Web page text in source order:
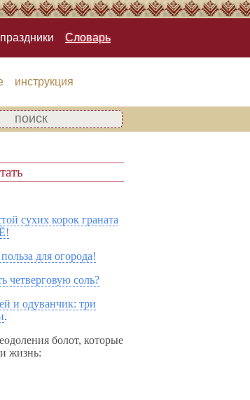
Словарь
инструкция
сухих корок граната
для огорода!
четверговую соль?
и одуванчик: три
.
болот, которые
жизнь: